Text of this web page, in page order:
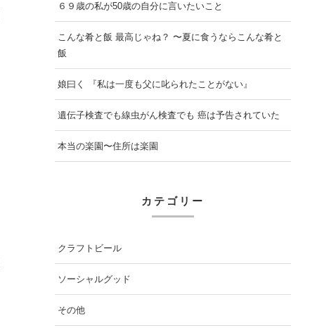
６９歳の私が50歳の自分に言いたいこと
こんな肴と飯 最高じゃね？ 〜夏に食うならこんな肴と
飯
娘曰く 『私は一度も父に叱られたことがない』
遺伝子検査でも線虫がん検査でも 癌は予告されていた
本当の楽園〜住所は楽園
カテゴリー
クラフトビール
ソーシャルグッド
その他